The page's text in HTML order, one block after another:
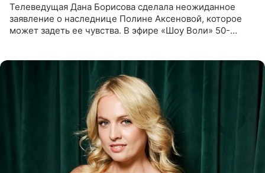
Телеведущая Дана Борисова сделала неожиданное
заявление о наследнице Полине Аксеновой, которое
может задеть ее чувства. В эфире «Шоу Воли» 50-